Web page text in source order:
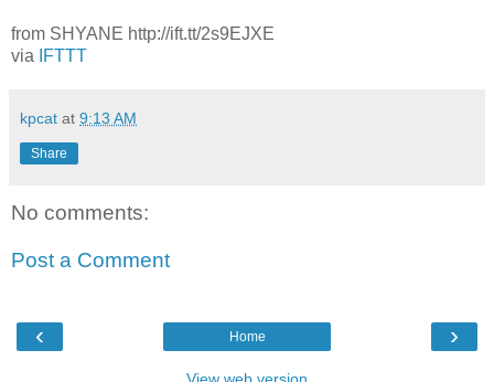
from SHYANE http://ift.tt/2s9EJXE
via
IFTTT
kpcat at 9:13 AM
Share
No comments:
Post a Comment
‹ ›
Home
View web version